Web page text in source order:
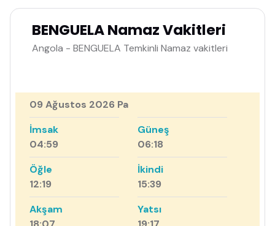
BENGUELA Namaz Vakitleri
Angola - BENGUELA Temkinli Namaz vakitleri
09 Ağustos 2026 Pa
İmsak
04:59
Güneş
06:18
Öğle
12:19
İkindi
15:39
Akşam
Yatsı